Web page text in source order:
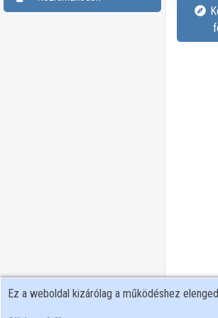
Ez a weboldal kizárólag a működéshez